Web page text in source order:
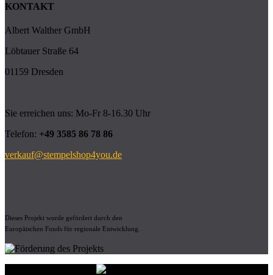
KONTAKT
Albert Walther GmbH
Löbtauer Straße 64
01159 Dresden
Sie erreichen uns: Mo-Fr 8-16.30 Uhr
Telefon: +49 3585 86 78 86
verkauf@stempelshop4you.de
Dieses Projekt wurde gefördert durch den
Europäischen Fonds für regionale Entwicklung.